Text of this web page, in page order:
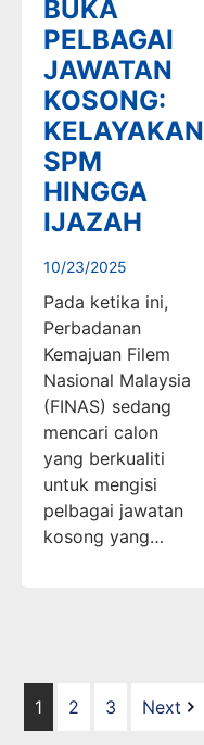
BUKA
PELBAGAI
JAWATAN
KOSONG:
KELAYAKAN
SPM
HINGGA
IJAZAH
10/23/2025
Pada ketika ini,
Perbadanan
Kemajuan Filem
Nasional Malaysia
(FINAS) sedang
mencari calon
yang berkualiti
untuk mengisi
pelbagai jawatan
kosong yang…
1 2 3 Next